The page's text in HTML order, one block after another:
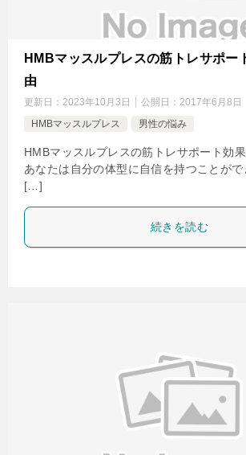
HMBマッスルプレスの筋トレサポー
由
更新日： 2023年10月3日 公開日： 2017年6月8日
HMBマッスルプレス
男性の悩み
HMBマッスルプレスの筋トレサポート効
あなたは自分の体型に自信を持つことがで
[…]
続きを読む